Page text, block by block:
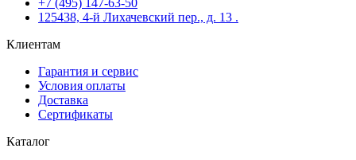
125438, 4-й Лихачевский пер., д. 13 .
Клиентам
Гарантия и сервис
Условия оплаты
Доставка
Сертификаты
Каталог